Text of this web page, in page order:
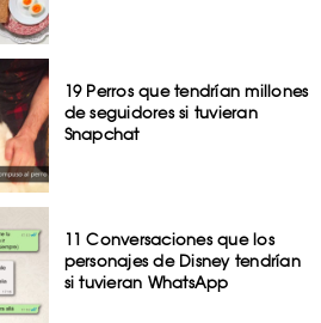
19 Perros que tendrían millones
de seguidores si tuvieran
Snapchat
11 Conversaciones que los
personajes de Disney tendrían
si tuvieran WhatsApp